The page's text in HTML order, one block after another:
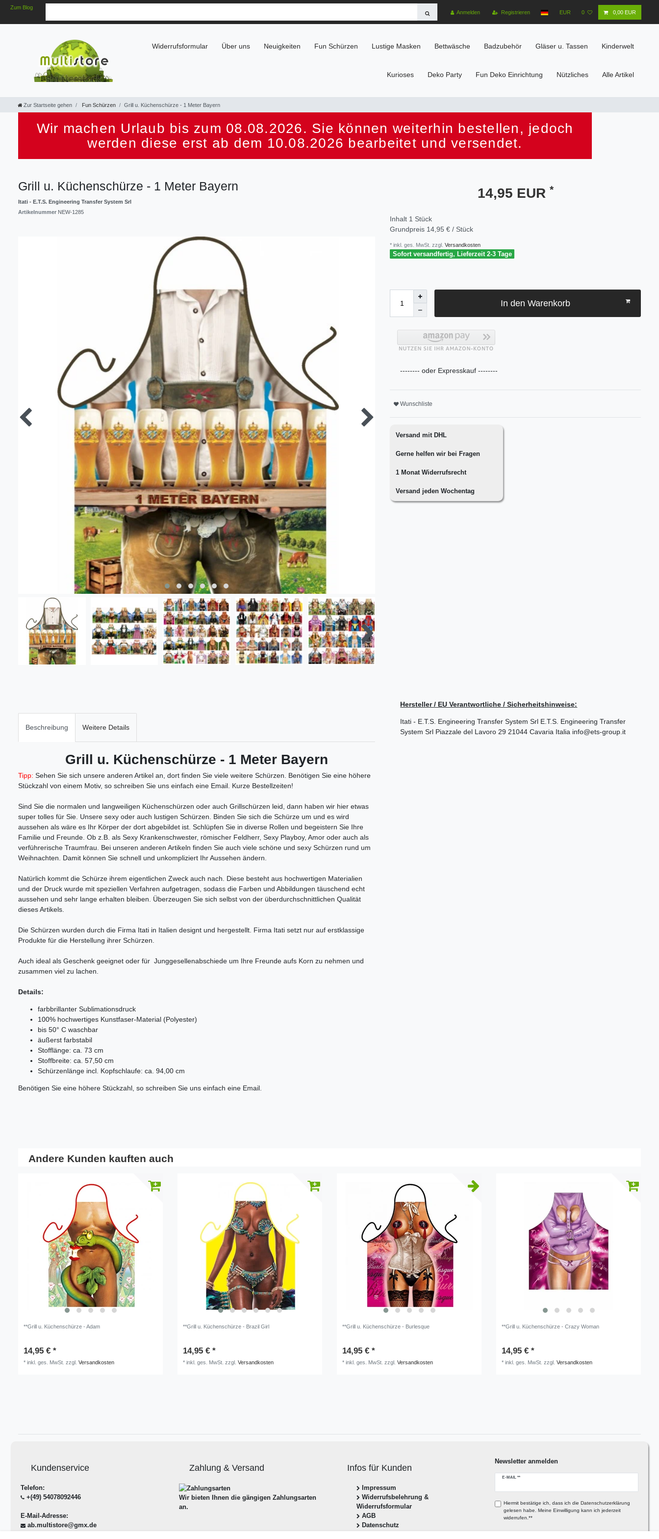
Zum Blog
Anmelden Registrieren EUR 0 0,00 EUR
Widerrufsformular Über uns Neuigkeiten Fun Schürzen Lustige Masken Bettwäsche Badzubehör Gläser u. Tassen Kinderwelt
Kurioses Deko Party Fun Deko Einrichtung Nützliches Alle Artikel
Zur Startseite gehen Fun Schürzen Grill u. Küchenschürze - 1 Meter Bayern
Wir machen Urlaub bis zum 08.08.2026. Sie können weiterhin bestellen, jedoch
werden diese erst ab dem 10.08.2026 bearbeitet und versendet.
Grill u. Küchenschürze - 1 Meter Bayern
Itati - E.T.S. Engineering Transfer System Srl
Artikelnummer NEW-1285
14,95 EUR *
Inhalt 1 Stück
Grundpreis 14,95 € / Stück
* inkl. ges. MwSt. zzgl. Versandkosten
Sofort versandfertig, Lieferzeit 2-3 Tage
In den Warenkorb
-------- oder Expresskauf --------
Wunschliste
Versand mit DHL
Gerne helfen wir bei Fragen
1 Monat Widerrufsrecht
Versand jeden Wochentag
Beschreibung Weitere Details
Grill u. Küchenschürze - 1 Meter Bayern
Tipp: Sehen Sie sich unsere anderen Artikel an, dort finden Sie viele weitere Schürzen. Benötigen Sie eine höhere
Stückzahl von einem Motiv, so schreiben Sie uns einfach eine Email. Kurze Bestellzeiten!
Sind Sie die normalen und langweiligen Küchenschürzen oder auch Grillschürzen leid, dann haben wir hier etwas
super tolles für Sie. Unsere sexy oder auch lustigen Schürzen. Binden Sie sich die Schürze um und es wird
aussehen als wäre es Ihr Körper der dort abgebildet ist. Schlüpfen Sie in diverse Rollen und begeistern Sie Ihre
Familie und Freunde. Ob z.B. als Sexy Krankenschwester, römischer Feldherr, Sexy Playboy, Amor oder auch als
verführerische Traumfrau. Bei unseren anderen Artikeln finden Sie auch viele schöne und sexy Schürzen rund um
Weihnachten. Damit können Sie schnell und unkompliziert Ihr Aussehen ändern.
Natürlich kommt die Schürze ihrem eigentlichen Zweck auch nach. Diese besteht aus hochwertigen Materialien
und der Druck wurde mit speziellen Verfahren aufgetragen, sodass die Farben und Abbildungen täuschend echt
aussehen und sehr lange erhalten bleiben. Überzeugen Sie sich selbst von der überdurchschnittlichen Qualität
dieses Artikels.
Die Schürzen wurden durch die Firma Itati in Italien designt und hergestellt. Firma Itati setzt nur auf erstklassige
Produkte für die Herstellung ihrer Schürzen.
Auch ideal als Geschenk geeignet oder für Junggesellenabschiede um Ihre Freunde aufs Korn zu nehmen und
zusammen viel zu lachen.
Details:
farbbrillanter Sublimationsdruck
100% hochwertiges Kunstfaser-Material (Polyester)
bis 50° C waschbar
äußerst farbstabil
Stofflänge: ca. 73 cm
Stoffbreite: ca. 57,50 cm
Schürzenlänge incl. Kopfschlaufe: ca. 94,00 cm
Benötigen Sie eine höhere Stückzahl, so schreiben Sie uns einfach eine Email.
Hersteller / EU Verantwortliche / Sicherheitshinweise:
Itati - E.T.S. Engineering Transfer System Srl E.T.S. Engineering Transfer
System Srl Piazzale del Lavoro 29 21044Cavaria Italia info@ets-group.it
Andere Kunden kauften auch
**Grill u. Küchenschürze - Adam
14,95 € *
*inkl. ges. MwSt. zzgl.Versandkosten
**Grill u. Küchenschürze - Brazil Girl
14,95 € *
*inkl. ges. MwSt. zzgl.Versandkosten
**Grill u. Küchenschürze - Burlesque
14,95 € *
*inkl. ges. MwSt. zzgl.Versandkosten
**Grill u. Küchenschürze - Crazy Woman
14,95 € *
*inkl. ges. MwSt. zzgl.Versandkosten
Kundenservice
Telefon:
+(49) 54078092446
E-Mail-Adresse:
ab.multistore@gmx.de
Zahlung & Versand
Wir bieten Ihnen die gängigen Zahlungsarten
an.
Infos für Kunden
Impressum
Widerrufsbelehrung &
Widerrufsformular
AGB
Datenschutz
Newsletter anmelden
E-MAIL **
Newsletter
Hiermit bestätige ich, dass ich die Daten­schutz­erklärung
gelesen habe. Meine Einwilligung kann ich jederzeit
widerrufen.**